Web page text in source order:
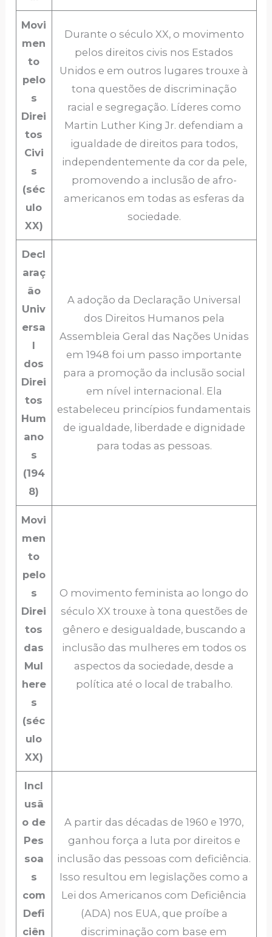
Movi
men
to
pelo
s
Direi
tos
Civi
s
(séc
ulo
XX)
Durante o século XX, o movimento
pelos direitos civis nos Estados
Unidos e em outros lugares trouxe à
tona questões de discriminação
racial e segregação. Líderes como
Martin Luther King Jr. defendiam a
igualdade de direitos para todos,
independentemente da cor da pele,
promovendo a inclusão de afro-
americanos em todas as esferas da
sociedade.
Decl
araç
ão
Univ
ersa
l
dos
Direi
tos
Hum
ano
s
(194
8)
A adoção da Declaração Universal
dos Direitos Humanos pela
Assembleia Geral das Nações Unidas
em 1948 foi um passo importante
para a promoção da inclusão social
em nível internacional. Ela
estabeleceu princípios fundamentais
de igualdade, liberdade e dignidade
para todas as pessoas.
Movi
men
to
pelo
s
Direi
tos
das
Mul
here
s
(séc
ulo
XX)
O movimento feminista ao longo do
século XX trouxe à tona questões de
gênero e desigualdade, buscando a
inclusão das mulheres em todos os
aspectos da sociedade, desde a
política até o local de trabalho.
Incl
usã
o de
Pes
soa
s
com
Defi
ciên
A partir das décadas de 1960 e 1970,
ganhou força a luta por direitos e
inclusão das pessoas com deficiência.
Isso resultou em legislações como a
Lei dos Americanos com Deficiência
(ADA) nos EUA, que proíbe a
discriminação com base em